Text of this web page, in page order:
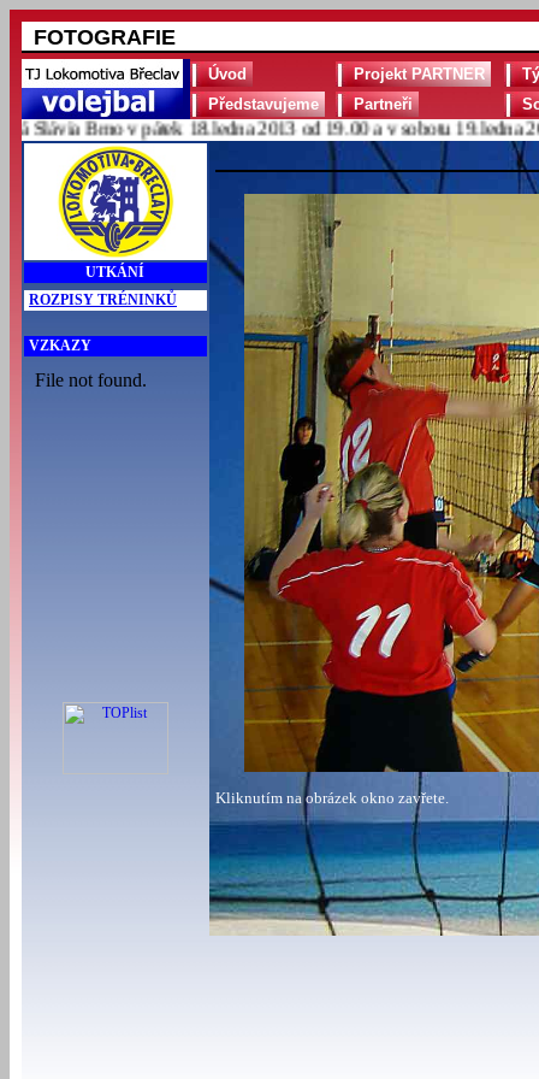
FOTOGRAFIE
Úvod Projekt PARTNER
Představujeme
Partneři
Brno v pátek 18.ledna 2013 od 19.00 a v sobotu 19.ledna
UTKÁNÍ
ROZPISY TRÉNINKŮ
VZKAZY
Kliknutím na obrázek okno zavřete.